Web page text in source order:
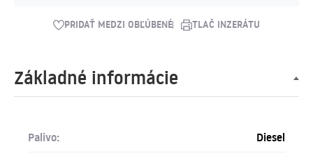
Základné informácie
Palivo:
Diesel
PRIDAŤ MEDZI OBĽÚBENÉ TLAČ INZERÁTU